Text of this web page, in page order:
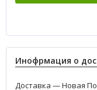
Инофрмация о
Доставка — Новая